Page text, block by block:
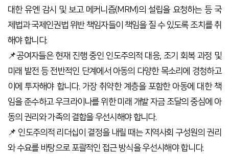
대한 유엔 감시 및 보고 메커니즘(MRM)의 설립을 요청하는 등 국
제법과 국제인권법 위반 책임자들이 책임을 질 수 있도록 조치를 취
해야 합니다.
📌공여자들은 현재 진행 중인 인도주의적 대응, 조기 회복 과정 및
미래 발전 등 전반적인 단계에서 아동의 다양한 목소리에 경청하고
이에 투자해야 합니다. 가장 취약한 계층을 포함한 아동에 대한 책
임을 준수하고 우크라이나를 위한 미래 개발 자금 조달의 중심에 아
동의 권리와 가족의 결합을 우선시해야 합니다.
📌 인도주의적 리더십이 결정을 내릴 때는 지역사회 구성원의 권리
와 수요를 바탕으로 포괄적인 접근 방식을 우선시해야 합니다.